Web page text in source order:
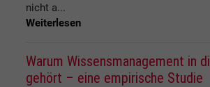
nicht a...
Weiterlesen
Warum Wissensmanagement in
gehört – eine empirische Studie